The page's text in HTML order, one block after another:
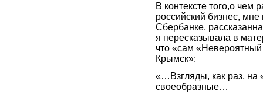
В контексте того,о чем
российский бизнес,
Сбербанке,
я пересказывала в
что «сам
Крымск»:
«…Взгляды, как раз, на
своеобразные…